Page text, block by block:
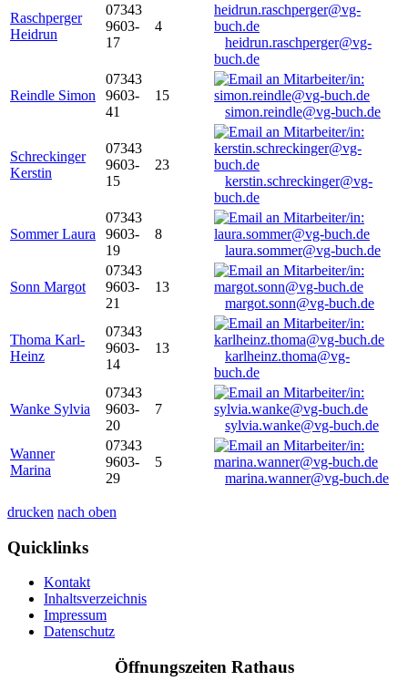
Raschperger
Heidrun
07343
9603-
17
4
heidrun.raschperger@vg-
buch.de
Reindle Simon
07343
9603-
41
15
simon.reindle@vg-buch.de
Schreckinger
Kerstin
07343
9603-
15
23
kerstin.schreckinger@vg-
buch.de
Sommer Laura
07343
9603-
19
8
laura.sommer@vg-buch.de
Sonn Margot
07343
9603-
21
13
margot.sonn@vg-buch.de
Thoma Karl-
Heinz
07343
9603-
14
13
karlheinz.thoma@vg-
buch.de
Wanke Sylvia
07343
9603-
20
7
sylvia.wanke@vg-buch.de
Wanner
Marina
07343
9603-
29
5
marina.wanner@vg-buch.de
drucken nach oben
Quicklinks
Kontakt
Inhaltsverzeichnis
Impressum
Datenschutz
Öffnungszeiten Rathaus